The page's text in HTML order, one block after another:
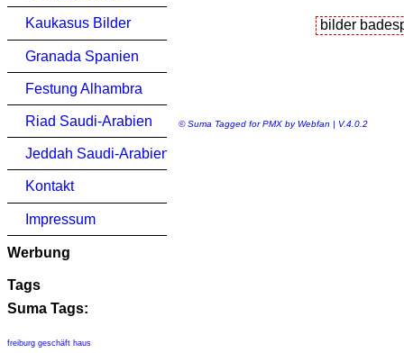
Kaukasus Bilder
Granada Spanien
Festung Alhambra
Riad Saudi-Arabien
Jeddah Saudi-Arabien
Kontakt
Impressum
Werbung
Tags
Suma Tags:
freiburg geschäft haus
© Suma Tagged for PMX by Webfan | V.4.0.2